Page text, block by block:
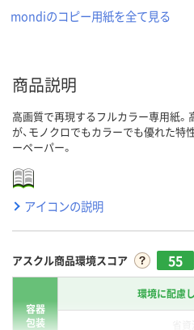
mondiのコピー用紙を全て見る
商品説明
高画質で再現するフルカラー専用紙
が、モノクロでもカラーでも優れた特
ーペーパー。
アイコンの説明
アスクル商品環境スコア 55
容器
包装
環境に配慮